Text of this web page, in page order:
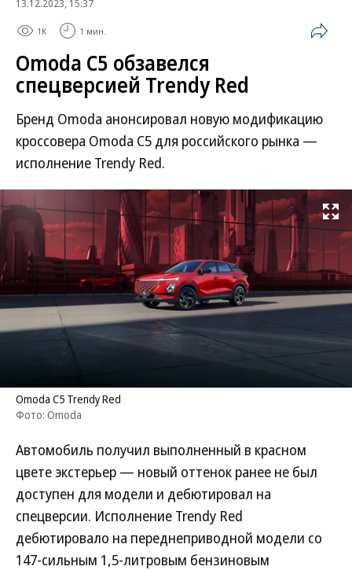
13.12.2023, 15:37
1K 1 мин.
Omoda C5 обзавелся
спецверсией Trendy Red
Бренд Omoda анонсировал новую модификацию
кроссовера Omoda C5 для российского рынка —
исполнение Trendy Red.
Развернуть
Omoda C5 Trendy Red
Фото: Omoda
Автомобиль получил выполненный в красном
цвете экстерьер — новый оттенок ранее не был
доступен для модели и дебютировал на
спецверсии. Исполнение Trendy Red
дебютировало на переднеприводной модели со
147-сильным 1,5-литровым бензиновым